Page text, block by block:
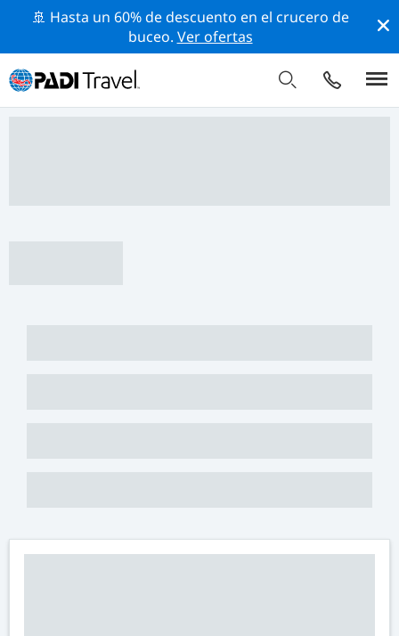
🚢 Hasta un 60% de descuento en el crucero de
buceo. Ver ofertas